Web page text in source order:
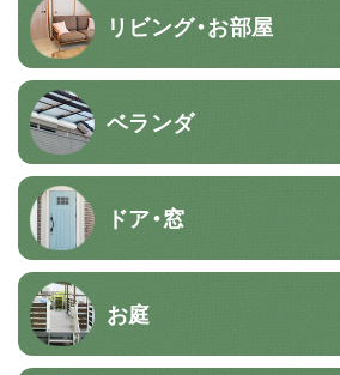
リビング・お部屋
ベランダ
ドア・窓
お庭